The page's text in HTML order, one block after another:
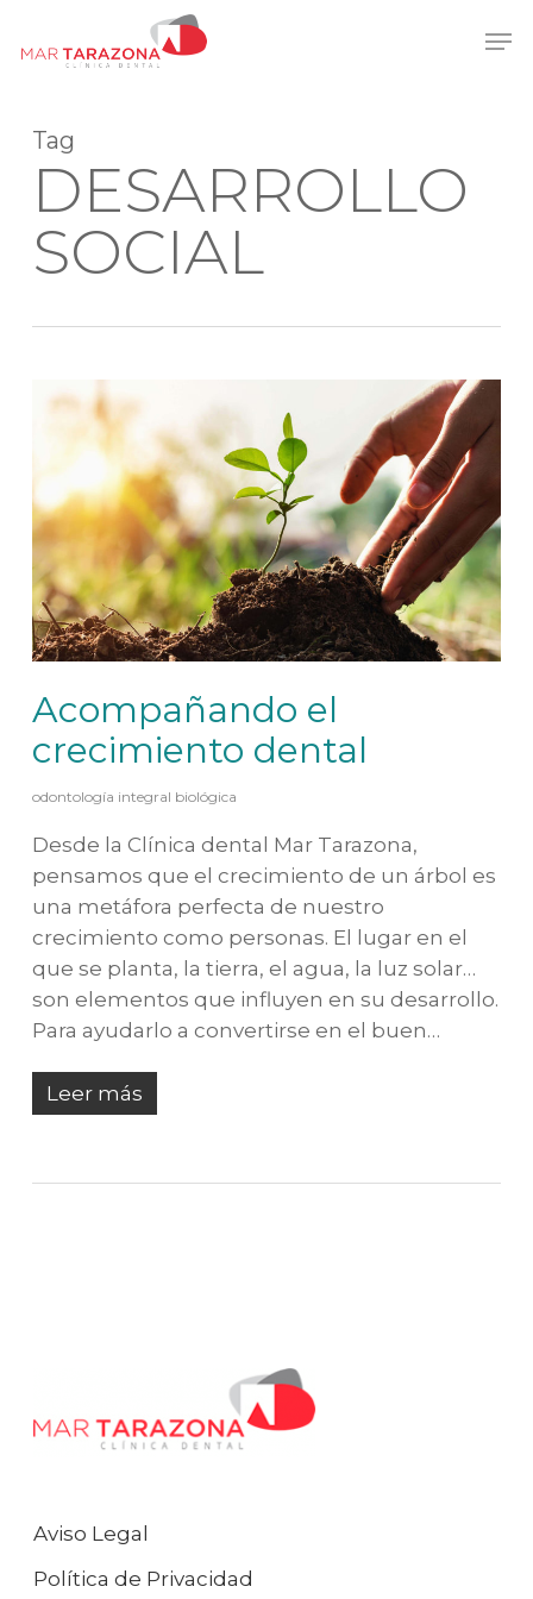
Tag
DESARROLLO
SOCIAL
Acompañando el
crecimiento dental
odontología integral biológica
Desde la Clínica dental Mar Tarazona,
pensamos que el crecimiento de un árbol es
una metáfora perfecta de nuestro
crecimiento como personas. El lugar en el
que se planta, la tierra, el agua, la luz solar…
son elementos que influyen en su desarrollo.
Para ayudarlo a convertirse en el buen…
Leer más
Aviso Legal
Política de Privacidad